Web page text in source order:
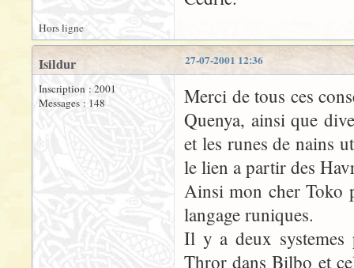
Hors ligne
27-07-2001 12:36
Isildur
Inscription : 2001
Messages : 148
Merci de tous ces
Quenya, ainsi que
et les runes de nains
le lien a partir des
Ainsi mon cher Toko
langage runiques.
Il y a deux systemes
Thror dans Bilbo et